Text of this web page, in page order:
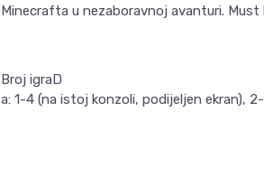
Minecrafta u nezaboravnoj avanturi. Must
Broj igraD
a: 1-4 (na istoj konzoli, podijeljen ekran),